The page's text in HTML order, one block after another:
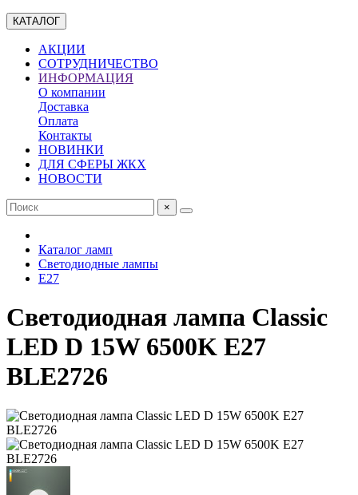
КАТАЛОГ
АКЦИИ
СОТРУДНИЧЕСТВО
ИНФОРМАЦИЯ
О компании
Доставка
Оплата
Контакты
НОВИНКИ
ДЛЯ СФЕРЫ ЖКХ
НОВОСТИ
×
Каталог ламп
Светодиодные лампы
Е27
Светодиодная лампа Classic
LED D 15W 6500K E27
BLE2726